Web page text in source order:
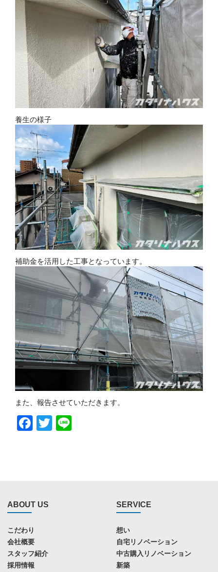
養生の様子
補助金を活用した工事となっています。
また、報告させていただきます。
Facebook
Twitter
ABOUT US
こだわり
会社概要
スタッフ紹介
採用情報
SERVICE
想い
自宅リノベーション
中古購入リノベーション
新築